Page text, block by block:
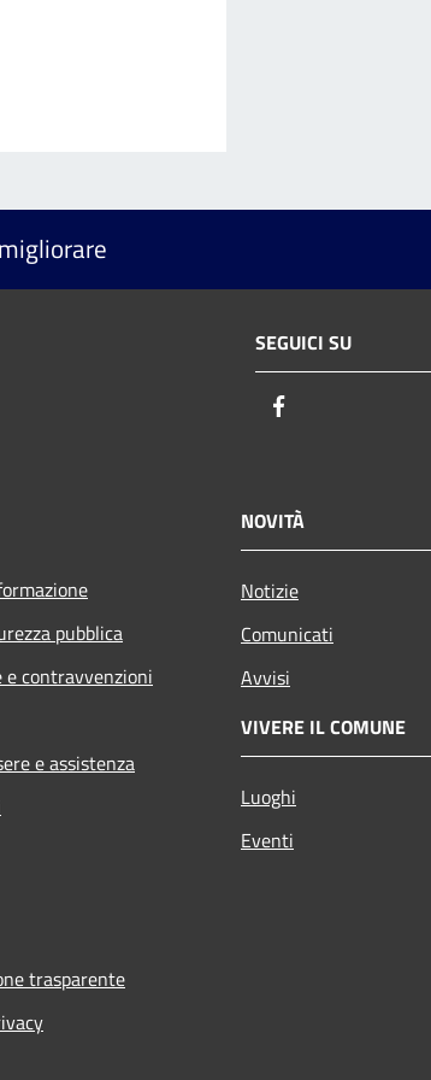
SEGUICI SU
pubblica
contravvenzioni
e assistenza
NOVITÀ
Notizie
Comunicati
Avvisi
VIVERE IL COMUNE
Luoghi
Eventi
trasparente